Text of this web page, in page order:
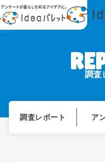
調査
調査レポート ア